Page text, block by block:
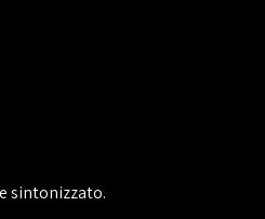
sintonizzato.